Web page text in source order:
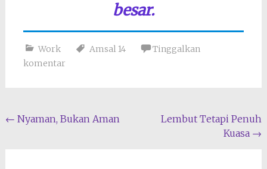
besar.
Work Amsal 14
Tinggalkan
komentar
Navigasi
← Nyaman, Bukan Aman
Lembut Tetapi Penuh
Kuasa →